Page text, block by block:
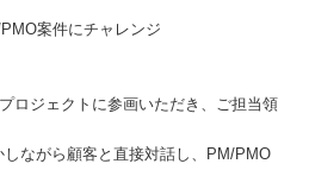
案件にチャレンジ
ロジェクトに参画いただき、ご担当領
しながら顧客と直接対話し、PM/PMO